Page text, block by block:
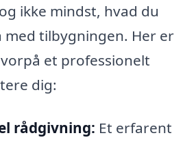
ikke mindst, hvad du
med tilbygningen. Her er
et professionelt
dig:
rådgivning: Et erfarent